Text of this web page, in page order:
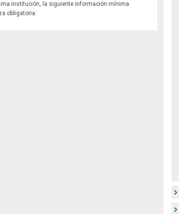
institución, la siguiente información mínima
obligatoria: